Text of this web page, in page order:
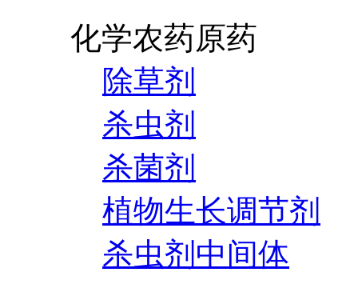
化学农药原药
除草剂
杀虫剂
杀菌剂
植物生长调节剂
杀虫剂中间体